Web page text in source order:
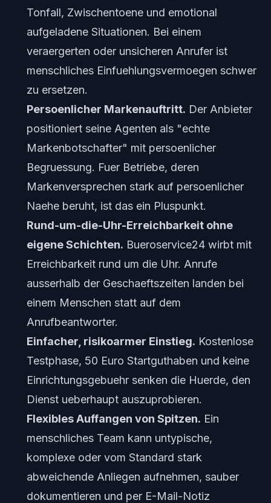
Tonfall, Zwischentoene und emotional
aufgeladene Situationen. Bei einem
veraergerten oder unsicheren Anrufer ist
menschliches Einfuehlungsvermoegen schwer
zu ersetzen.
Persoenlicher Markenauftritt. Der Anbieter
positioniert seine Agenten als "echte
Markenbotschafter" mit persoenlicher
Begruessung. Fuer Betriebe, deren
Markenversprechen stark auf persoenlicher
Naehe beruht, ist das ein Pluspunkt.
Rund-um-die-Uhr-Erreichbarkeit ohne
eigene Schichten. Bueroservice24 wirbt mit
Erreichbarkeit rund um die Uhr. Anrufe
ausserhalb der Geschaeftszeiten landen bei
einem Menschen statt auf dem
Anrufbeantworter.
Einfacher, risikoarmer Einstieg. Kostenlose
Testphase, 50 Euro Startguthaben und keine
Einrichtungsgebuehr senken die Huerde, den
Dienst ueberhaupt auszuprobieren.
Flexibles Auffangen von Spitzen. Ein
menschliches Team kann untypische,
komplexe oder vom Standard stark
abweichende Anliegen aufnehmen, sauber
dokumentieren und per E-Mail-Notiz